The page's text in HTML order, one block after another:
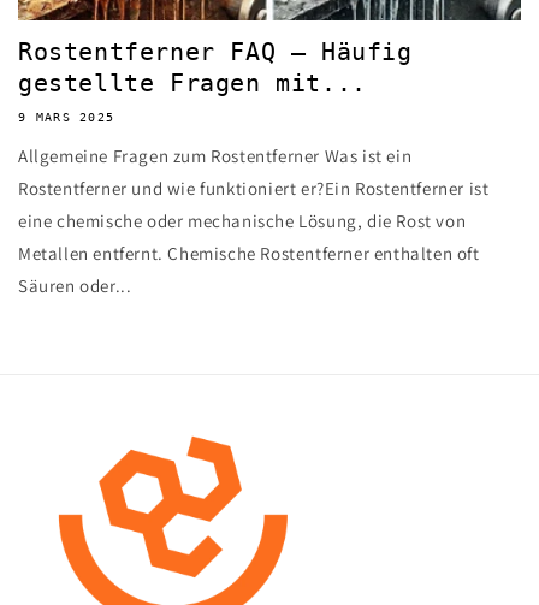
Rostentferner FAQ – Häufig
gestellte Fragen mit...
9 MARS 2025
Allgemeine Fragen zum Rostentferner Was ist ein
Rostentferner und wie funktioniert er?Ein Rostentferner ist
eine chemische oder mechanische Lösung, die Rost von
Metallen entfernt. Chemische Rostentferner enthalten oft
Säuren oder...